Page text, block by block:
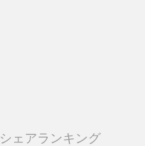
シェアランキング